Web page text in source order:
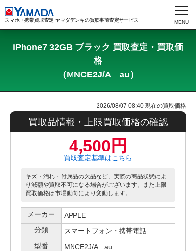
スマホ・携帯買取査定 ヤマダデンキの買取事前査定サービス
iPhone7 32GB ブラック 買取査定・買取価
格
（MNCE2J/A au）
2026/08/07 08:40 現在の買取価格
買取品情報・上限買取価格の確認
4,500円
買取査定基準はこちら
キズ・汚れ・付属品の欠品など、実際の商品状態によ
り減額や買取不可になる場合がございます。また上限
買取価格は市場動向により変動します。
メーカー
APPLE
分類
スマートフォン・携帯電話
型番
MNCE2J/A au